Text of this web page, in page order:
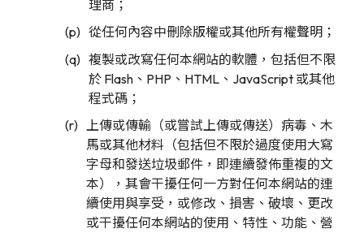
理商；
從任何內容中刪除版權或其他所有權聲明；
複製或改寫任何本網站的軟體，包括但不限
於 Flash、PHP、HTML、JavaScript 或其他
程式碼；
上傳或傳輸（或嘗試上傳或傳送）病毒、木
馬或其他材料（包括但不限於過度使用大寫
字母和發送垃圾郵件，即連續發佈重複的文
本），其會干擾任何一方對任何本網站的連
續使用與享受，或修改、損害、破壞、更改
或干擾任何本網站的使用、特性、功能、營